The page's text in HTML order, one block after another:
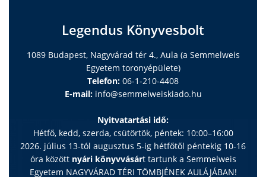
Legendus Könyvesbolt
1089 Budapest, Nagyvárad tér 4., Aula (a Semmelweis
Egyetem toronyépülete)
Telefon: 06-1-210-4408
E-mail: info@semmelweiskiado.hu
Nyitvatartási idő:
Hétfő, kedd, szerda, csütörtök, péntek: 10:00–16:00
2026. július 13-tól augusztus 5-ig hétfőtől péntekig 10-16
óra között nyári könyvvásárt tartunk a Semmelweis
Egyetem NAGYVÁRAD TÉRI TÖMBJÉNEK AULÁJÁBAN!